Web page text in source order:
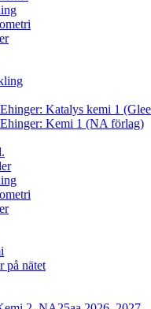
Katalys kemi 1
Kemi 1 (NA förlag)
på nätet